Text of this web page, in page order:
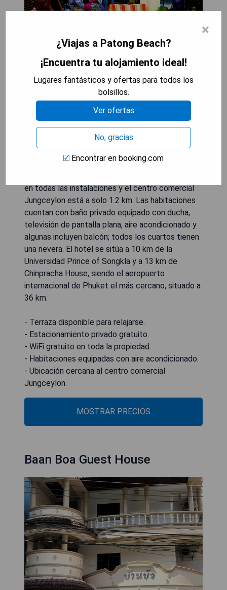
El KANPAI HOTEL, ubicado en Patong Beach,
ofrece alojamiento a 1.9 km de la playa de Patong
y cuenta con una terraza, estacionamiento
privado gratuito y un bar. La propiedad se
encuentra a 1.5 km del estadio de boxeo de
Patong, a 1.6 km del Phuket Simon Cabaret y a 10
en todas las instalaciones y el centro comercial
Jungceylon está a solo 1.2 km. Las habitaciones
cuentan con baño privado equipado con ducha,
televisión de pantalla plana, aire acondicionado y
algunas incluyen balcón; todos los cuartos tienen
una nevera. El hotel se sitúa a 10 km de la
Universidad Prince of Songkla y a 13 km de
Chinpracha House, siendo el aeropuerto
internacional de Phuket el más cercano, situado a
36 km.
- Terraza disponible para relajarse.
- Estacionamiento privado gratuito.
- WiFi gratuito en toda la propiedad.
- Habitaciones equipadas con aire acondicionado.
- Ubicación cercana al centro comercial
Jungceylon.
MOSTRAR PRECIOS
Baan Boa Guest House
×
¿Viajas a Patong Beach?
¡Encuentra tu alojamiento ideal!
Lugares fantásticos y ofertas para todos los
bolsillos.
Ver ofertas
No, gracias
Encontrar en booking.com